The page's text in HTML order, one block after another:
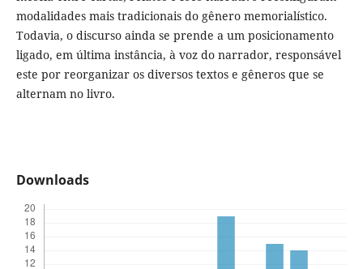
modalidades mais tradicionais do gênero memorialístico.
Todavia, o discurso ainda se prende a um posicionamento
ligado, em última instância, à voz do narrador, responsável
este por reorganizar os diversos textos e gêneros que se
alternam no livro.
Downloads